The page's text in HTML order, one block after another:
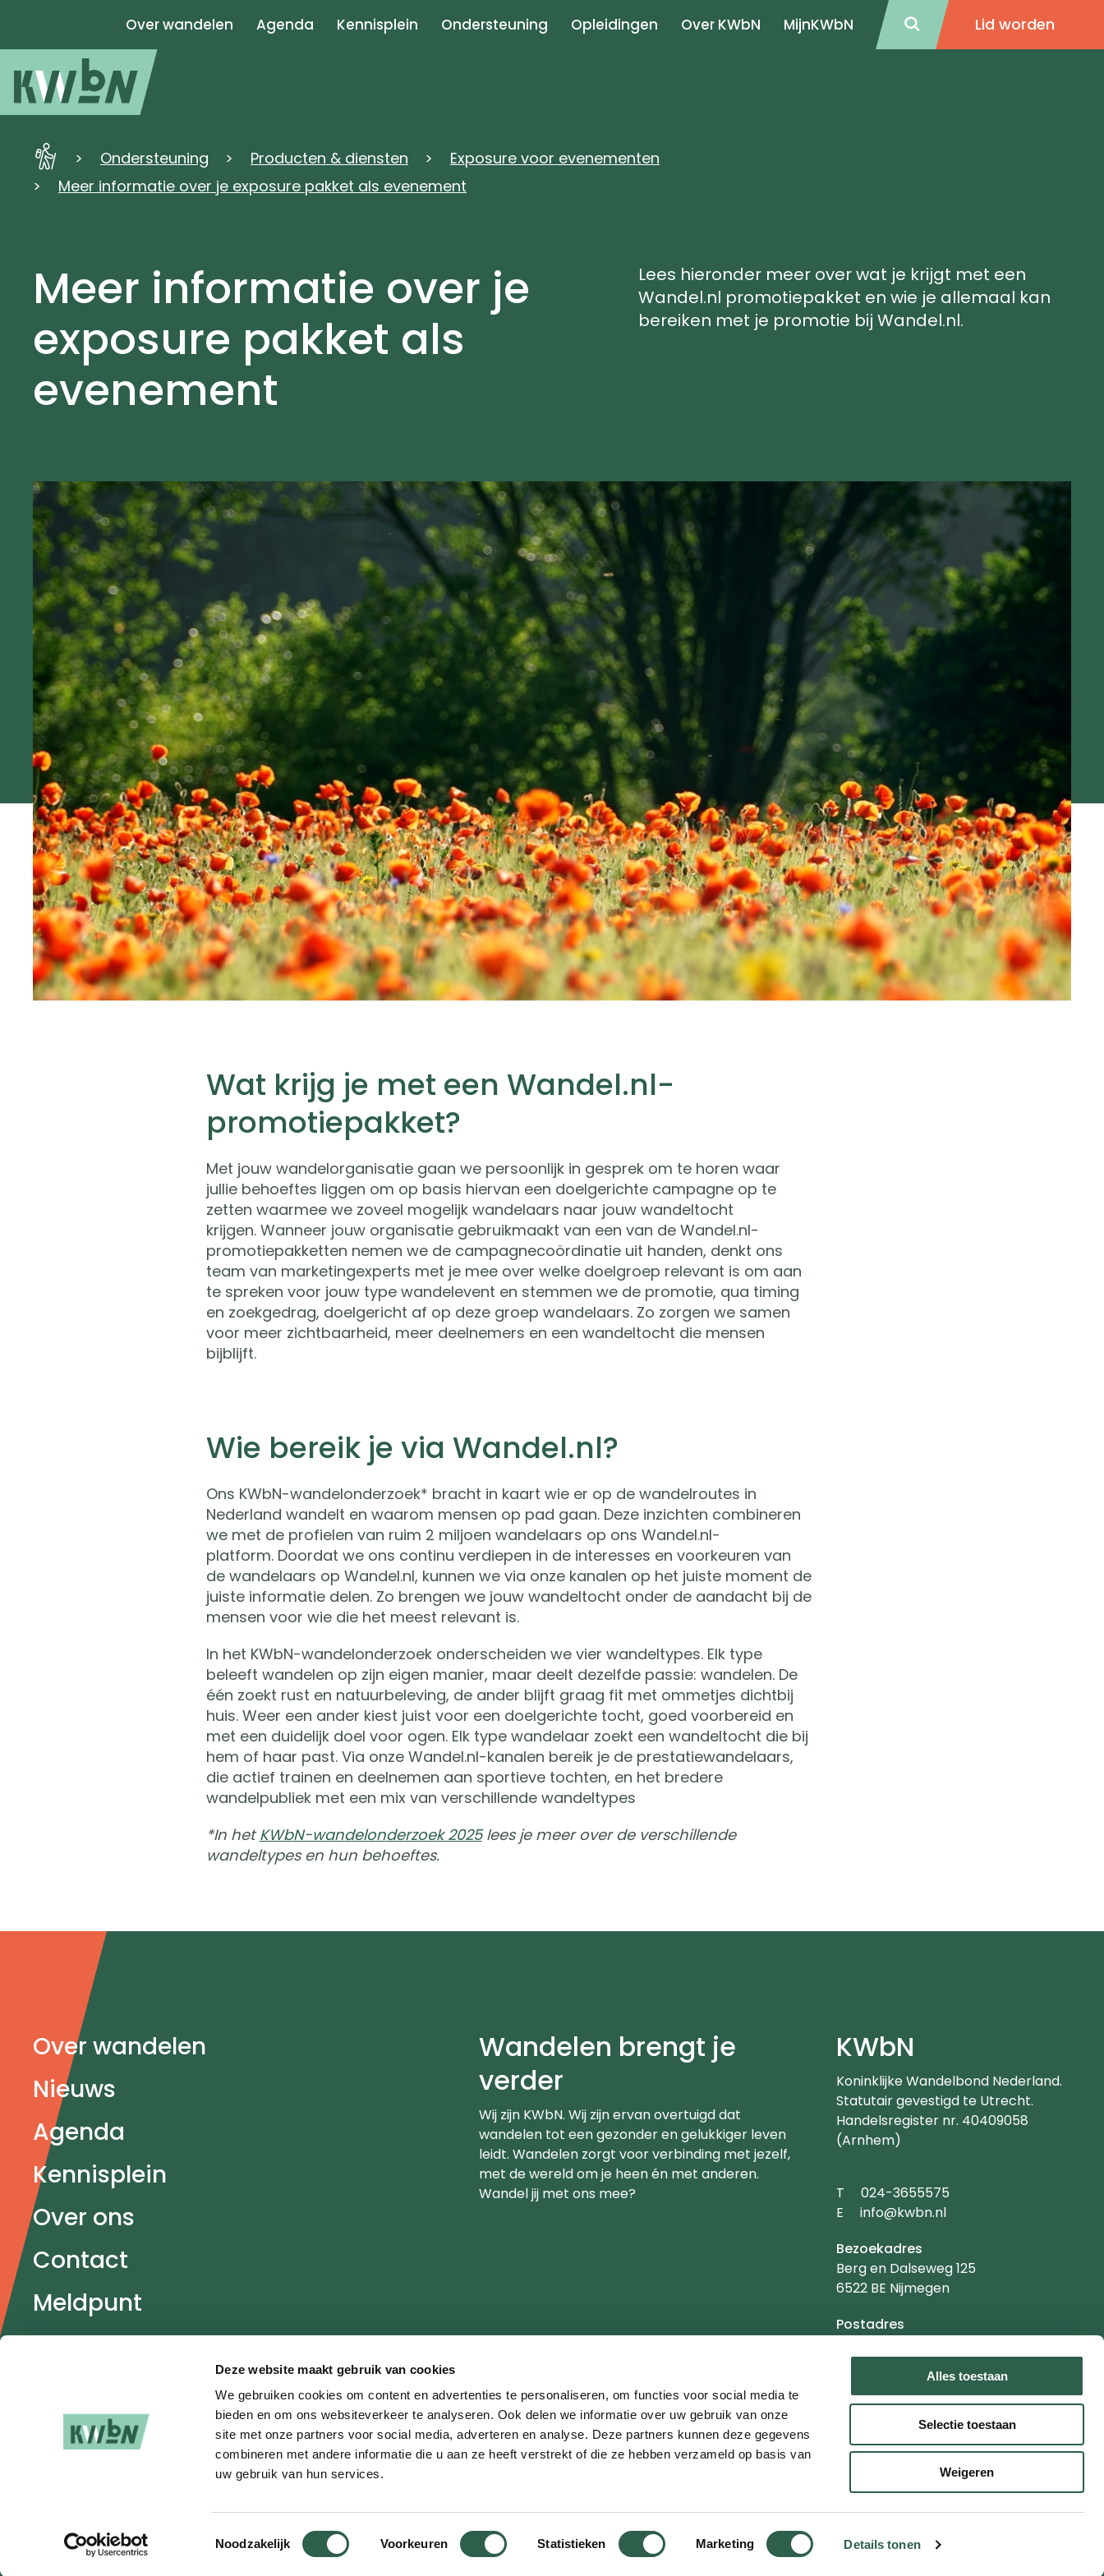
Deze website maakt gebruik van cookies
We gebruiken cookies om content en advertenties te personaliseren, om functies voor social media te
bieden en om ons websiteverkeer te analyseren. Ook delen we informatie over uw gebruik van onze
site met onze partners voor social media, adverteren en analyse. Deze partners kunnen deze gegevens
combineren met andere informatie die u aan ze heeft verstrekt of die ze hebben verzameld op basis van
uw gebruik van hun services.
Toestemmingsselectie
Noodzakelijk Voorkeuren Statistieken Marketing Details tonen
Alles toestaan
Selectie toestaan
Weigeren
Over wandelen Agenda Kennisplein Ondersteuning Opleidingen Over KWbN MijnKWbN Lid worden
KWbN
Home
Ondersteuning Producten & diensten
Exposure voor evenementen
Meer informatie over je exposure pakket als evenement
Meer informatie over je
exposure pakket als
evenement
Lees hieronder meer over wat je krijgt met een
Wandel.nl promotiepakket en wie je allemaal kan
bereiken met je promotie bij Wandel.nl.
Wat krijg je met een Wandel.nl-
promotiepakket?
Met jouw wandelorganisatie gaan we persoonlijk in gesprek om te horen waar
jullie behoeftes liggen om op basis hiervan een doelgerichte campagne op te
zetten waarmee we zoveel mogelijk wandelaars naar jouw wandeltocht
krijgen.Wanneer jouw organisatie gebruikmaakt van een van de Wandel.nl-
promotiepakketten nemen we de campagnecoördinatie uit handen, denkt ons
team van marketingexperts met je mee over welke doelgroep relevant is om aan
te spreken voor jouw type wandelevent en stemmen we de promotie, qua timing
en zoekgedrag, doelgericht af op deze groep wandelaars. Zo zorgen we samen
voor meer zichtbaarheid, meer deelnemers en een wandeltocht die mensen
bijblijft.
Wie bereik je via Wandel.nl?
Ons KWbN-wandelonderzoek* bracht in kaart wie er op de wandelroutes in
Nederland wandelt en waarom mensen op pad gaan. Deze inzichten combineren
we met de profielen van ruim 2 miljoen wandelaars op ons Wandel.nl-
platform. Doordat we ons continu verdiepen in de interesses en voorkeuren van
de wandelaars op Wandel.nl, kunnen we via onze kanalen op het juiste moment de
juiste informatie delen. Zo brengen we jouw wandeltocht onder de aandacht bij de
mensen voor wie die het meest relevant is.
In het KWbN-wandelonderzoek onderscheiden we vier wandeltypes. Elk type
beleeft wandelen op zijn eigen manier, maar deelt dezelfde passie: wandelen. De
één zoekt rust en natuurbeleving, de ander blijft graag fit met ommetjes dichtbij
huis. Weer een ander kiest juist voor een doelgerichte tocht, goed voorbereid en
met een duidelijk doel voor ogen. Elk type wandelaar zoekt een wandeltocht die bij
hem of haar past. Via onze Wandel.nl-kanalen bereik je de prestatiewandelaars,
die actief trainen en deelnemen aan sportieve tochten, en het bredere
wandelpubliek met een mix van verschillende wandeltypes
*In hetKWbN-wandelonderzoek 2025lees je meer over de verschillende
wandeltypes en hun behoeftes.
Doormat
navigatie
Over wandelen
Nieuws
Agenda
Kennisplein
Over ons
Contact
Meldpunt
Veel gestelde vragen
Wandelen brengt je
verder
Wij zijn KWbN. Wij zijn ervan overtuigd dat
wandelen tot een gezonder en gelukkiger leven
leidt. Wandelen zorgt voor verbinding met jezelf,
met de wereld om je heen én met anderen.
Wandel jij met ons mee?
KWbN
Koninklijke Wandelbond Nederland.
Statutair gevestigd te Utrecht.
Handelsregister nr. 40409058
(Arnhem)
TTelefoonnummer
024-3655575
EEmailadres
info@kwbn.nl
Bezoekadres
Berg en Dalseweg 125
6522 BE Nijmegen
Postadres
6501 BA Nijmegen
2026 © Koninklijke Wandelbond
Nederland
Footer
navigatie
Disclaimer Privacyverklaring Statuten Algemeen Reglement
Tuchtreglement
Directiestatuut
Klachtenregeling